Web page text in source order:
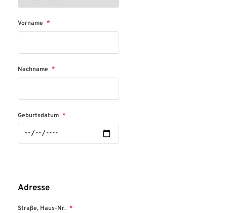
Vorname *
Nachname *
Geburtsdatum *
Adresse
Straße, Haus-Nr. *